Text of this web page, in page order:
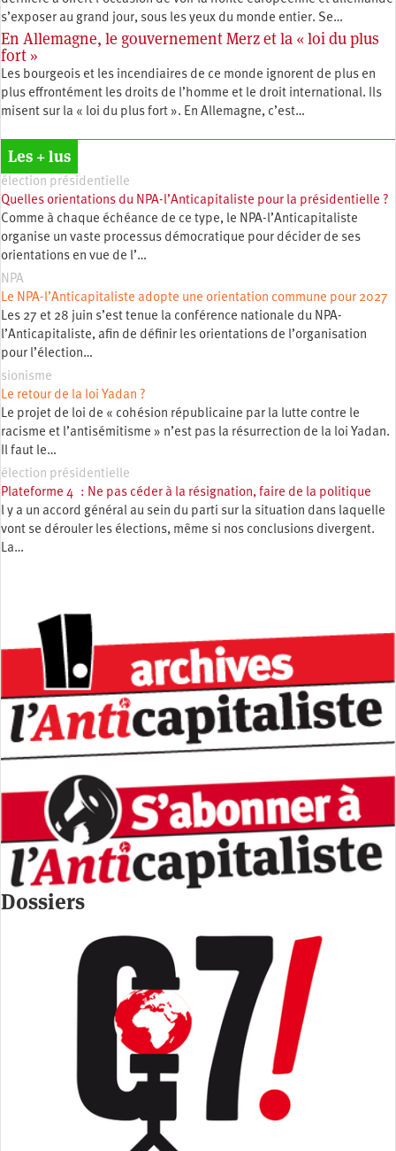
s’exposer au grand jour, sous les yeux du monde entier. Se…
En Allemagne, le gouvernement Merz et la « loi du plus
fort »
Les bourgeois et les incendiaires de ce monde ignorent de plus en
plus effrontément les droits de l’homme et le droit international. Ils
misent sur la « loi du plus fort ». En Allemagne, c’est…
Les + lus
élection présidentielle
Quelles orientations du NPA-l’Anticapitaliste pour la présidentielle ?
Comme à chaque échéance de ce type, le NPA-l’Anticapitaliste
organise un vaste processus démocratique pour décider de ses
orientations en vue de l’…
NPA
Le NPA-l’Anticapitaliste adopte une orientation commune pour 2027
Les 27 et 28 juin s’est tenue la conférence nationale du NPA-
l’Anticapitaliste, afin de définir les orientations de l’organisation
pour l’élection…
sionisme
Le retour de la loi Yadan ?
Le projet de loi de « cohésion républicaine par la lutte contre le
racisme et l’antisémitisme » n’est pas la résurrection de la loi Yadan.
Il faut le…
élection présidentielle
Plateforme 4 : Ne pas céder à la résignation, faire de la politique
l y a un accord général au sein du parti sur la situation dans laquelle
vont se dérouler les élections, même si nos conclusions divergent.
La…
Dossiers